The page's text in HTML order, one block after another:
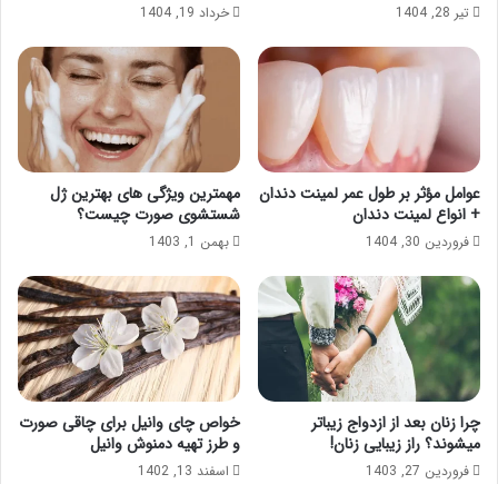
تیر 28, 1404 خرداد 19, 1404
عوامل مؤثر بر طول عمر لمینت دندان
+ انواع لمینت دندان
فروردین 30, 1404
مهمترین ویژگی های بهترین ژل
شستشوی صورت چیست؟
بهمن 1, 1403
چرا زنان بعد از ازدواج زیباتر
میشوند؟ راز زیبایی زنان!
فروردین 27, 1403
خواص چای وانیل برای چاقی صورت
و طرز تهیه دمنوش وانیل
اسفند 13, 1402